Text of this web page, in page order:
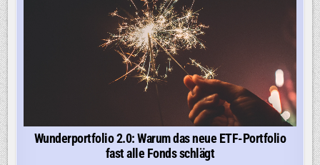
Wunderportfolio 2.0: Warum das neue ETF-Portfolio
fast alle Fonds schlägt